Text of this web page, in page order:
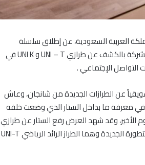
العربية السعودية، عن إطلاق سلسلة
شانجان الجديدة “UNI” في أسواق المملكة العربية السعودية، حيث قامت الشركة بالكشف عن طرازي UNI – T و UNI K في
الإجتماعي .
عن الطرازات الجديدة من شانجان، وعاش
في معرفة ما بداخل الستار الذي وضعت خلفه
الأخير، وقد شهد العرض رفع الستار عن طرازي
شانجان ذو الإستخدامات المتعددة، الأنيقة والراقية ضمن سلسلة “UNI” المتطورة الجديدة وهما الطراز الرائد الرياضي UNI-T